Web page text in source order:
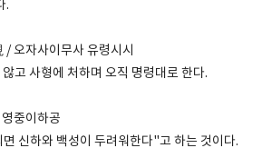
.
오자사이무사 유령시시
고 사형에 처하며 오직 명령대로 한다.
중이하공
신하와 백성이 두려워한다"고 하는 것이다.